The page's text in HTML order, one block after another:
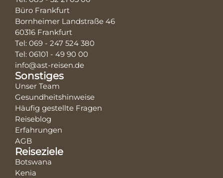
Büro Frankfurt
Bornheimer Landstraße 46
60316 Frankfurt
Tel: 069 - 247 524 380
Tel: 06101 - 49 90 00
info@ast-reisen.de
Sonstiges
Unser Team
Gesundheitshinweise
Häufig gestellte Fragen
Reiseblog
Erfahrungen
AGB
Reiseziele
Botswana
Kenia